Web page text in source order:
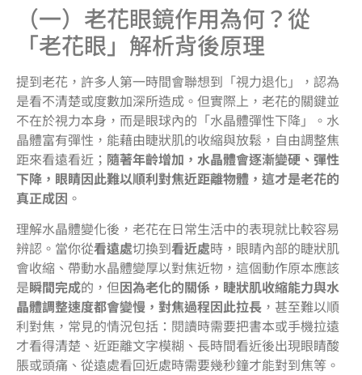
（一）老花眼鏡作用為何？從
「老花眼」解析背後原理
提到老花，許多人第一時間會聯想到「視力退化」，認為
是看不清楚或度數加深所造成。但實際上，老花的關鍵並
不在於視力本身，而是眼球內的「水晶體彈性下降」。水
晶體富有彈性，能藉由睫狀肌的收縮與放鬆，自由調整焦
距來看遠看近； 隨著年齡增加，水晶體會逐漸變硬、彈性
下降，眼睛因此難以順利對焦近距離物體，這才是老花的
真正成因 。
理解水晶體變化後，老花在日常生活中的表現就比較容易
辨認。當你從看遠處切換到看近處時，眼睛內部的睫狀肌
會收縮、帶動水晶體變厚以對焦近物，這個動作原本應該
是瞬間完成的，但因為老化的關係，睫狀肌收縮能力與水
晶體調整速度都會變慢，對焦過程因此拉長 ，甚至難以順
利對焦，常見的情況包括：閱讀時需要把書本或手機拉遠
才看得清楚、近距離文字模糊、長時間看近後出現眼睛酸
脹或頭痛、從遠處看回近處時需要幾秒鐘才能對到焦等。